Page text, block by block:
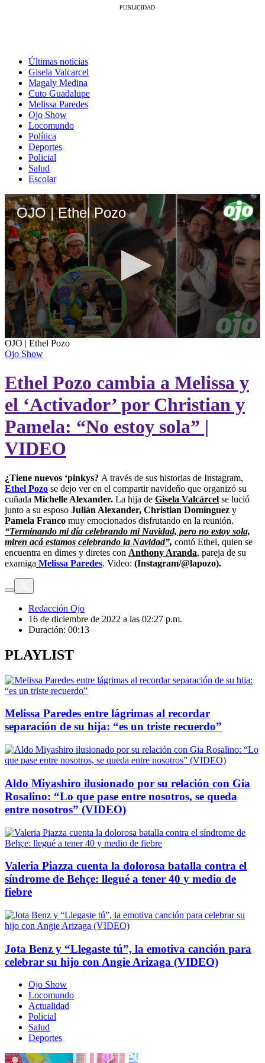
Últimas noticias
Gisela Valcarcel
Magaly Medina
Cuto Guadalupe
Melissa Paredes
Ojo Show
Locomundo
Política
Deportes
Policial
Salud
Escolar
OJO | Ethel Pozo
0
seconds
of
seconds
OJO | Ethel Pozo
Ojo Show
Ethel Pozo cambia a Melissa y
el ‘Activador’ por Christian y
Pamela: “No estoy sola” |
VIDEO
¿Tiene nuevos ‘pinkys? A través de sus historias de Instagram,
Ethel Pozo se dejo ver en el compartir navideño que organizó su
cuñada Michelle Alexander. La hija de Gisela Valcárcel se lució
junto a su esposo Julián Alexander, Christian Domínguez y
Pamela Franco muy emocionados disfrutando en la reunión.
“Terminando mi día celebrando mi Navidad, pero no estoy sola,
miren acá estamos celebrando la Navidad”, contó Ethel, quien se
encuentra en dimes y diretes con Anthony Aranda, pareja de su
examiga Melissa Paredes. Video: (Instagram/@lapozo).
Redacción Ojo
16 de diciembre de 2022 a las 02:27 p.m.
Duración: 00:13
PLAYLIST
Melissa Paredes entre lágrimas al recordar
separación de su hija: “es un triste recuerdo”
Aldo Miyashiro ilusionado por su relación con Gia
Rosalino: “Lo que pase entre nosotros, se queda
entre nosotros” (VIDEO)
Valeria Piazza cuenta la dolorosa batalla contra el
síndrome de Behçe: llegué a tener 40 y medio de
fiebre
Jota Benz y “Llegaste tú”, la emotiva canción para
celebrar su hijo con Angie Arizaga (VIDEO)
Ojo Show
Locomundo
Actualidad
Policial
Salud
Deportes